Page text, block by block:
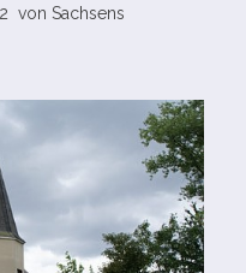
von Sachsens